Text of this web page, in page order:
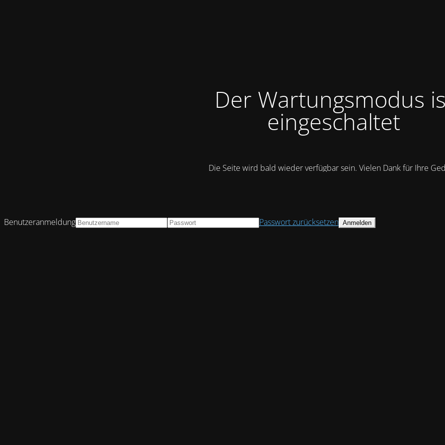
Der Wartungsmodus
eingeschaltet
Die Seite wird bald wieder verfügbar sein. Vielen Dank für Ihre
Benutzeranmeldung Passwort zurücksetzen